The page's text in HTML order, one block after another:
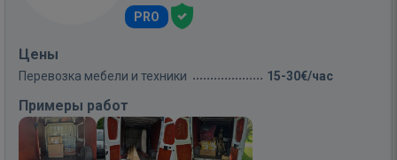
PRO
Цены
Перевозка мебели и техники 15-30€/час
Примеры работ